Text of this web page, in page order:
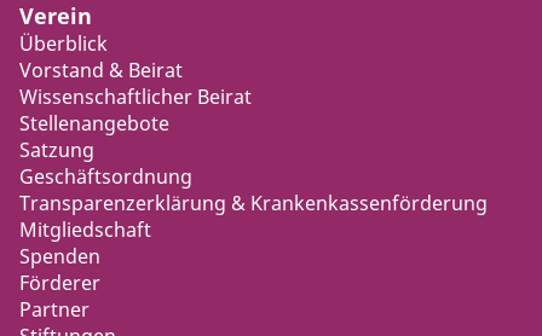
Verein
Überblick
Vorstand & Beirat
Wissenschaftlicher Beirat
Stellenangebote
Satzung
Geschäftsordnung
Transparenzerklärung & Krankenkassenförderung
Mitgliedschaft
Spenden
Förderer
Partner